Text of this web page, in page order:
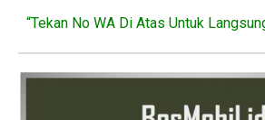
“Tekan No WA Di Atas Untuk